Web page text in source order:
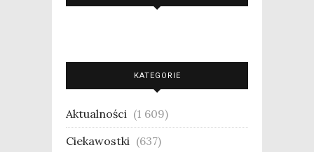
KATEGORIE
Aktualności (1 609)
Ciekawostki (637)